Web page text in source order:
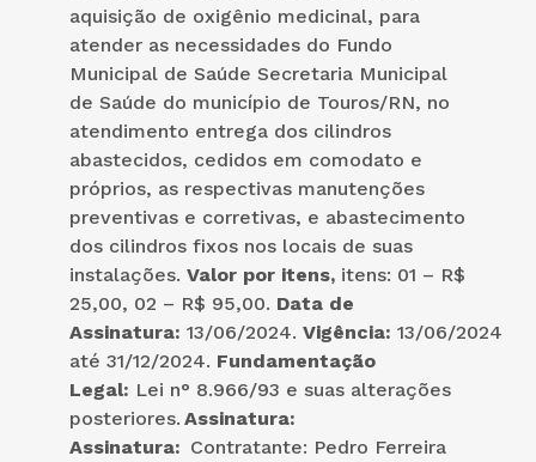
aquisição de oxigênio medicinal, para
atender as necessidades do Fundo
Municipal de Saúde Secretaria Municipal
de Saúde do município de Touros/RN, no
atendimento entrega dos cilindros
abastecidos, cedidos em comodato e
próprios, as respectivas manutenções
preventivas e corretivas, e abastecimento
dos cilindros fixos nos locais de suas
instalações. Valor por itens, itens: 01 – R$
25,00, 02 – R$ 95,00. Data de
Assinatura: 13/06/2024. Vigência: 13/06/2024
até 31/12/2024. Fundamentação
Legal: Lei n° 8.966/93 e suas alterações
posteriores. Assinatura:
Assinatura: Contratante: Pedro Ferreira